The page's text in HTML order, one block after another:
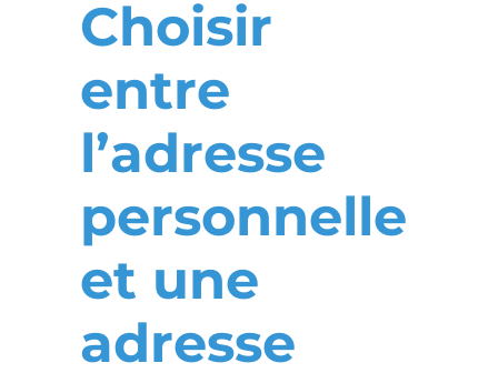
Choisir
entre
l’adresse
personnelle
et une
adresse